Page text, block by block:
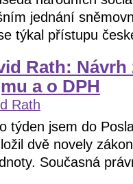
jednání
týkal přístupu
Rath:
a o DPH
Rath
týden jsem do
dvě novely
Současná